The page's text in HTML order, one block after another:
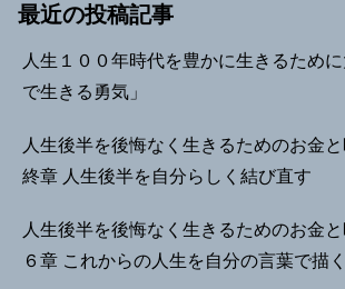
最近の投稿記事
人生１００年時代を豊かに生きるため
で生きる勇気」
人生後半を後悔なく生きるためのお金
終章 人生後半を自分らしく結び直す
人生後半を後悔なく生きるためのお金
６章 これからの人生を自分の言葉で描く